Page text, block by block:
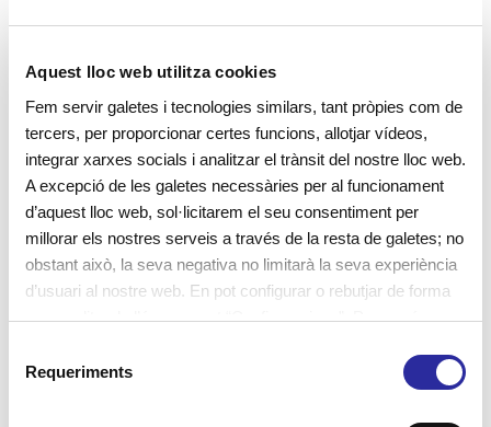
Aquest lloc web utilitza cookies
Fem servir galetes i tecnologies similars, tant pròpies com de
tercers, per proporcionar certes funcions, allotjar vídeos,
integrar xarxes socials i analitzar el trànsit del nostre lloc web.
A excepció de les galetes necessàries per al funcionament
d’aquest lloc web, sol·licitarem el seu consentiment per
millorar els nostres serveis a través de la resta de galetes; no
obstant això, la seva negativa no limitarà la seva experiència
d’usuari al nostre web. En pot configurar o rebutjar de forma
personalitzada l’ús prement “Configuracions”. Per a més
Requeriments
Etiquetes
adaptació a escola bressol alimentació
aprenentatge autonomia Cavall de Cartró
contes contes infantils Cànoves
descobriments EBM educadores
escola bressol escola bressol municipal escoles
escoles de primària experimentació